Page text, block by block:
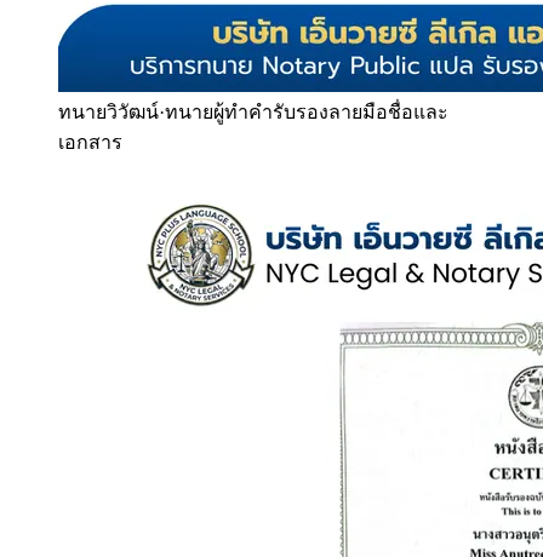
ทนายวิวัฒน์·ทนายผู้ทำคำรับรองลายมือชื่อและ
เอกสาร